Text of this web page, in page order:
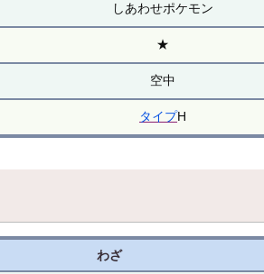
しあわせポケモン
★
空中
タイプH
わざ